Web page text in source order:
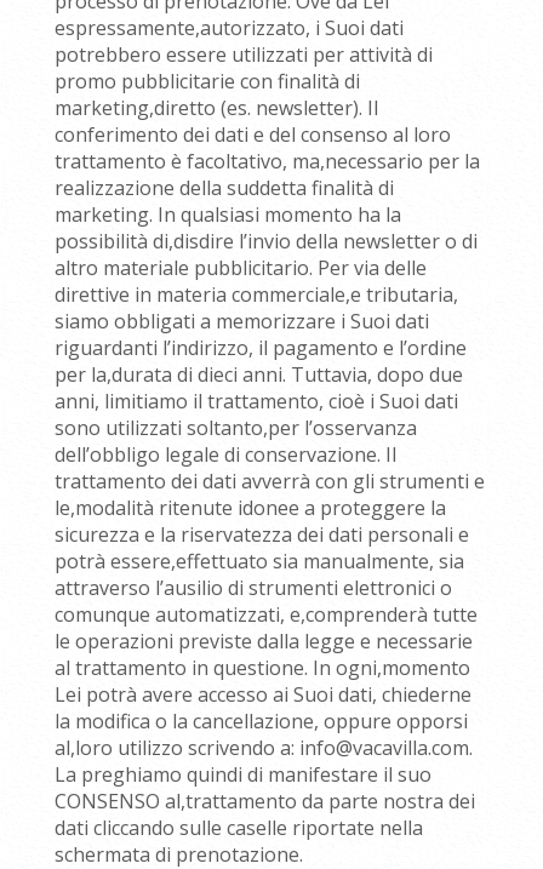
espressamente,autorizzato, i Suoi dati
potrebbero essere utilizzati per attività di
promo pubblicitarie con finalità di
marketing,diretto (es. newsletter). Il
conferimento dei dati e del consenso al loro
trattamento è facoltativo, ma,necessario per la
realizzazione della suddetta finalità di
marketing. In qualsiasi momento ha la
possibilità di,disdire l’invio della newsletter o di
altro materiale pubblicitario. Per via delle
direttive in materia commerciale,e tributaria,
siamo obbligati a memorizzare i Suoi dati
riguardanti l’indirizzo, il pagamento e l’ordine
per la,durata di dieci anni. Tuttavia, dopo due
anni, limitiamo il trattamento, cioè i Suoi dati
sono utilizzati soltanto,per l’osservanza
dell’obbligo legale di conservazione. Il
trattamento dei dati avverrà con gli strumenti e
le,modalità ritenute idonee a proteggere la
sicurezza e la riservatezza dei dati personali e
potrà essere,effettuato sia manualmente, sia
attraverso l’ausilio di strumenti elettronici o
comunque automatizzati, e,comprenderà tutte
le operazioni previste dalla legge e necessarie
al trattamento in questione. In ogni,momento
Lei potrà avere accesso ai Suoi dati, chiederne
la modifica o la cancellazione, oppure opporsi
al,loro utilizzo scrivendo a: info@vacavilla.com.
La preghiamo quindi di manifestare il suo
CONSENSO al,trattamento da parte nostra dei
dati cliccando sulle caselle riportate nella
schermata di prenotazione.